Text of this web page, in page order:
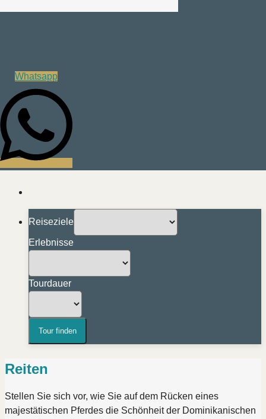
Whatsapp
Reiseziele
Erlebnisse
Tourdauer
Reiten
Stellen Sie sich vor, wie Sie auf dem Rücken eines
majestätischen Pferdes die Schönheit der Dominikanischen